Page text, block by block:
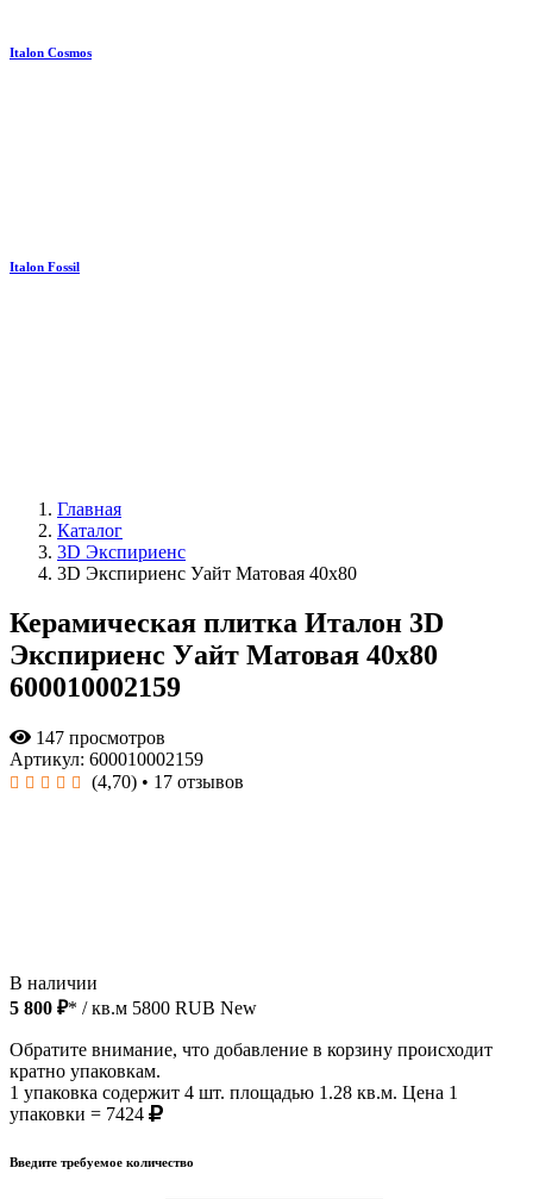
Italon Cosmos
Italon Fossil
Главная
Каталог
3D Экспириенс
3D Экспириенс Уайт Матовая 40x80
Керамическая плитка Италон 3D
Экспириенс Уайт Матовая 40x80
600010002159
147 просмотров
Артикул: 600010002159
(4,70) • 17 отзывов
В наличии
5 800 ₽* / кв.м 5800 RUB New
Обратите внимание, что добавление в корзину происходит
кратно упаковкам.
1 упаковка содержит 4 шт. площадью 1.28 кв.м. Цена 1
упаковки = 7424
Введите требуемое количество